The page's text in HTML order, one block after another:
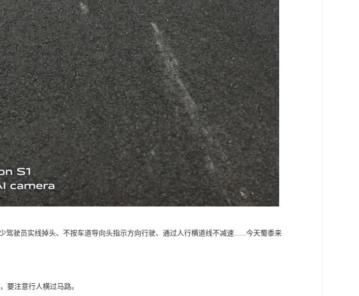
驾驶员实线掉头、不按车道导向头指示方向行驶、通过人行横道线不减速......今天蜀黍来
要注意行人横过马路。